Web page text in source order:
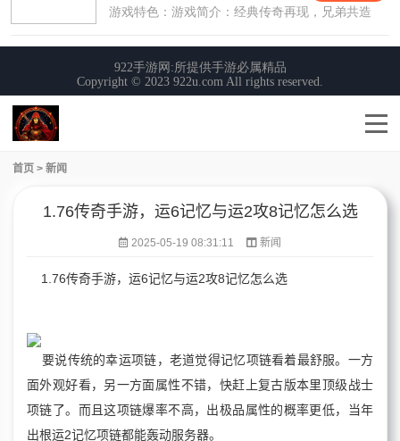
首页 > 新闻
1.76传奇手游，运6记忆与运2攻8记忆怎么选
2025-05-19 08:31:11 新闻
1.76传奇手游，运6记忆与运2攻8记忆怎么选
要说传统的幸运项链，老道觉得记忆项链看着最舒服。一方
面外观好看，另一方面属性不错，快赶上复古版本里顶级战士
项链了。而且这项链爆率不高，出极品属性的概率更低，当年
出根运2记忆项链都能轰动服务器。